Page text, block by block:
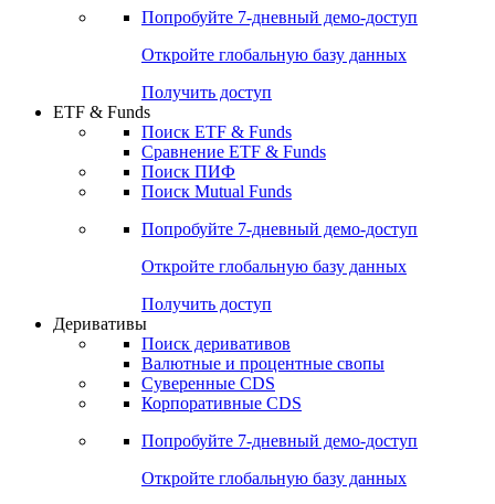
Попробуйте 7-дневный демо-доступ
Откройте глобальную базу данных
Получить доступ
ETF & Funds
Поиск ETF & Funds
Сравнение ETF & Funds
Поиск ПИФ
Поиск Mutual Funds
Попробуйте 7-дневный демо-доступ
Откройте глобальную базу данных
Получить доступ
Деривативы
Поиск деривативов
Валютные и процентные свопы
Суверенные CDS
Корпоративные CDS
Попробуйте 7-дневный демо-доступ
Откройте глобальную базу данных